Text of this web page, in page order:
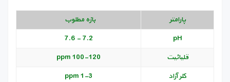
پارامتر
بازه مطلوب
pH
7.2 - 7.6
قلیائیت
100-120 ppm
کلر آزاد
1-3 ppm